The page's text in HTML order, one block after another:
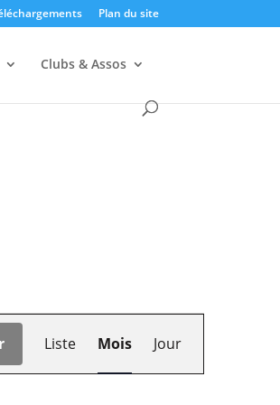
Plan du site
Clubs & Assos
Navigation
de
Évènement
Liste Mois Jour